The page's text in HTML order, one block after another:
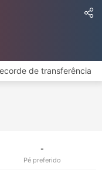
de transferência
-
Pé preferido